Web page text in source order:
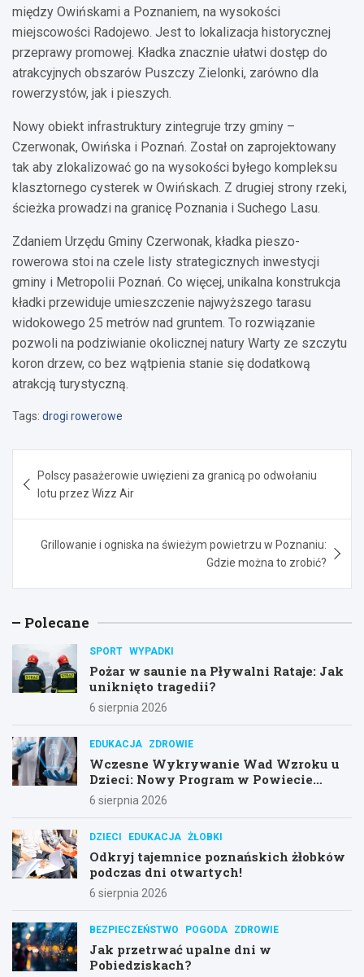
między Owińskami a Poznaniem, na wysokości
miejscowości Radojewo. Jest to lokalizacja historycznej
przeprawy promowej. Kładka znacznie ułatwi dostęp do
atrakcyjnych obszarów Puszczy Zielonki, zarówno dla
rowerzystów, jak i pieszych.
Nowy obiekt infrastruktury zintegruje trzy gminy –
Czerwonak, Owińska i Poznań. Został on zaprojektowany
tak aby zlokalizować go na wysokości byłego kompleksu
klasztornego cysterek w Owińskach. Z drugiej strony rzeki,
ścieżka prowadzi na granicę Poznania i Suchego Lasu.
Zdaniem Urzędu Gminy Czerwonak, kładka pieszo-
rowerowa stoi na czele listy strategicznych inwestycji
gminy i Metropolii Poznań. Co więcej, unikalna konstrukcja
kładki przewiduje umieszczenie najwyższego tarasu
widokowego 25 metrów nad gruntem. To rozwiązanie
pozwoli na podziwianie okolicznej natury Warty ze szczytu
koron drzew, co bez wątpienia stanie się dodatkową
atrakcją turystyczną.
Tags: drogi rowerowe
wpisu
Polscy pasażerowie uwięzieni za granicą po odwołaniu
lotu przez Wizz Air
Grillowanie i ogniska na świeżym powietrzu w Poznaniu:
Gdzie można to zrobić?
Polecane
SPORT WYPADKI
Pożar w saunie na Pływalni Rataje: Jak
uniknięto tragedii?
6 sierpnia 2026
EDUKACJA ZDROWIE
Wczesne Wykrywanie Wad Wzroku u
Dzieci: Nowy Program w Powiecie
Poznańskim
6 sierpnia 2026
DZIECI EDUKACJA ŻŁOBKI
Odkryj tajemnice poznańskich żłobków
podczas dni otwartych!
6 sierpnia 2026
BEZPIECZEŃSTWO POGODA ZDROWIE
Jak przetrwać upalne dni w
Pobiedziskach?